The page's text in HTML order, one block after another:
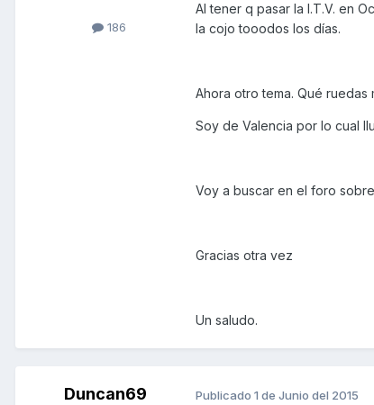
186
Al tener q pasar la I.T.V. en
la cojo tooodos los días.
Ahora otro tema. Qué ruedas
Soy de Valencia por lo cual
Voy a buscar en el foro
Gracias otra vez
Un saludo.
Duncan69 Publicado 1 de Junio del 2015